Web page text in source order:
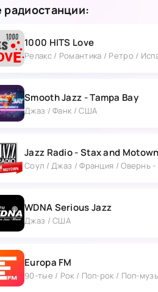
1000 HITS Love
Релакс / Романтика / Ретро /
Smooth Jazz - Tampa Bay
Джаз / Фанк / США
Jazz Radio - Stax and Motown
Соул / Джаз / Франция / Овернь -
WDNA Serious Jazz
Джаз / США
Europa FM
90-тые / Рок / Поп-рок / Поп-